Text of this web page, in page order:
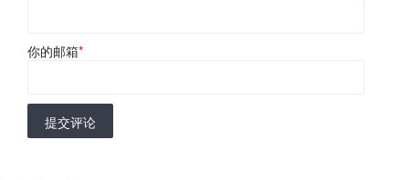
你的邮箱*
提交评论